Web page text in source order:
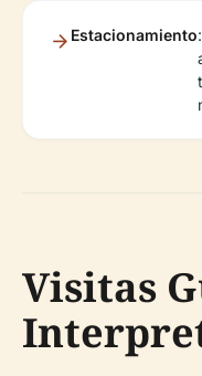
Estacionamiento
Visitas